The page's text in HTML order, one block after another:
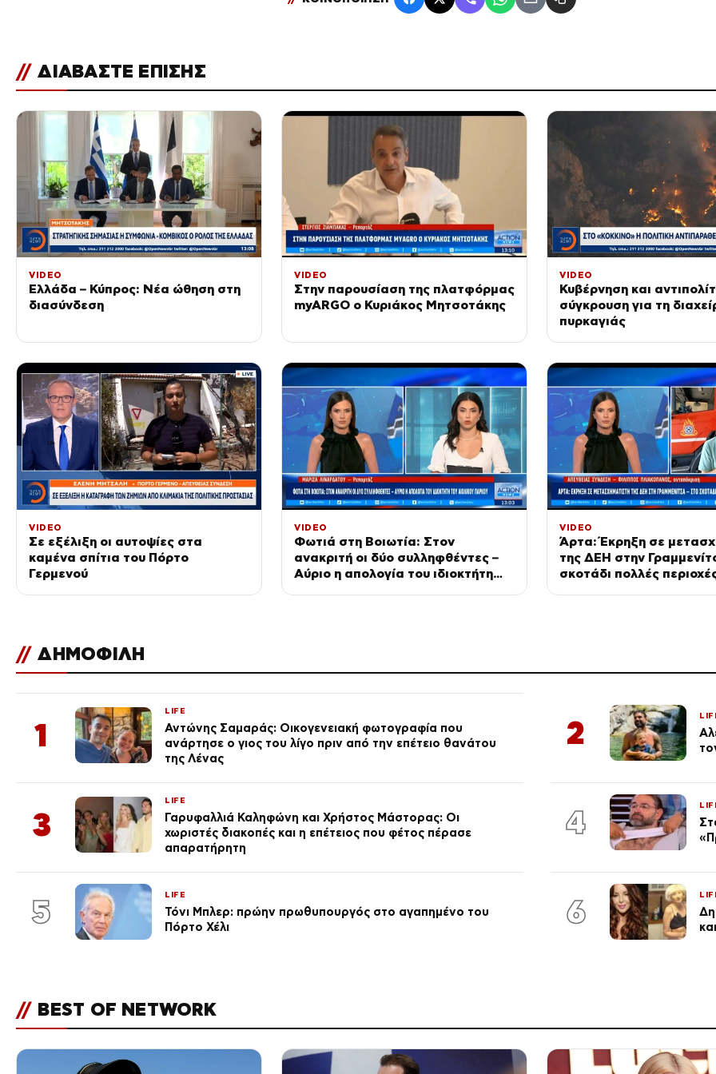
// ΔΙΑΒΑΣΤΕ ΕΠΙΣΗΣ
VIDEO
Ελλάδα – Κύπρος: Νέα ώθηση στη
διασύνδεση
VIDEO
Στην παρουσίαση της πλατφόρμας
myARGO ο Κυριάκος Μητσοτάκης
VIDEO
Κυβέρνηση και
σύγκρουση για τη
πυρκαγιάς
VIDEO
Σε εξέλιξη οι αυτοψίες στα
καμένα σπίτια του Πόρτο
Γερμενού
VIDEO
Φωτιά στη Βοιωτία: Στον
ανακριτή οι δύο συλληφθέντες –
Αύριο η απολογία του ιδιοκτήτη
VIDEO
Άρτα: Έκρηξη σε
της ΔΕΗ στην
σκοτάδι πολλές
// ΔΗΜΟΦΙΛΗ
1
LIFE
Αντώνης Σαμαράς: Οικογενειακή φωτογραφία που
ανάρτησε ο γιος του λίγο πριν από την επέτειο θανάτου
της Λένας
2
3
LIFE
Γαρυφαλλιά Καληφώνη και Χρήστος Μάστορας: Οι
χωριστές διακοπές και η επέτειος που φέτος πέρασε
απαρατήρητη
4
5 LIFE
Τόνι Μπλερ: πρώην πρωθυπουργός στο αγαπημένο του
Πόρτο Χέλι
6
// BEST OF NETWORK